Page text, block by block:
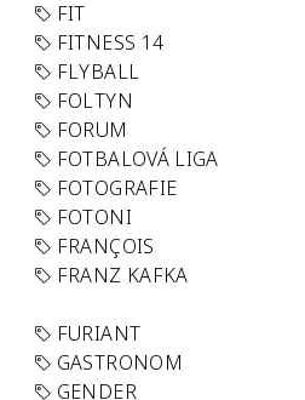
FIT
FITNESS 14
FLYBALL
FOLTYN
FORUM
FOTBALOVÁ LIGA
FOTOGRAFIE
FOTONI
FRANÇOIS
FRANZ KAFKA
FURIANT
GASTRONOM
GENDER